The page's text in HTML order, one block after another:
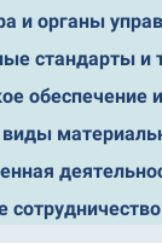
и органы
стандарты и
обеспечение
виды